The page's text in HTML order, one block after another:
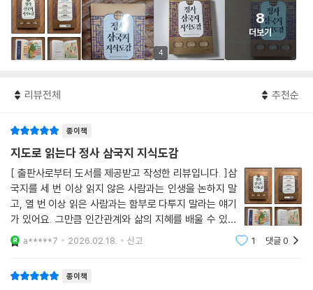
4
8
더보기
리뷰전체 추천순
종이책
지도로 읽는다 정사 삼국지 지식도감
[ 출판사로부터 도서를 제공받고 작성한 리뷰입니다. ]삼
국지를 세 번 이상 읽지 않은 사람과는 인생을 논하지 말
고, 열 번 이상 읽은 사람과는 함부로 다투지 말라는 얘기
가 있어요. 그만큼 인간관계와 삶의 지혜를 배울 수 있는
인생 교과서라는 의미일 텐데, 아무리 훌륭한 교훈을 담고
있어도 재미가 없었더라면 인기를 누리진 못했을 거예요.
a*****7 2026.02.18. 신고 1 댓글0
종이책